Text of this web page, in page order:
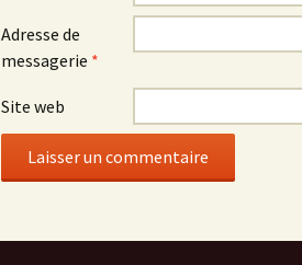
Adresse de
messagerie *
Site web